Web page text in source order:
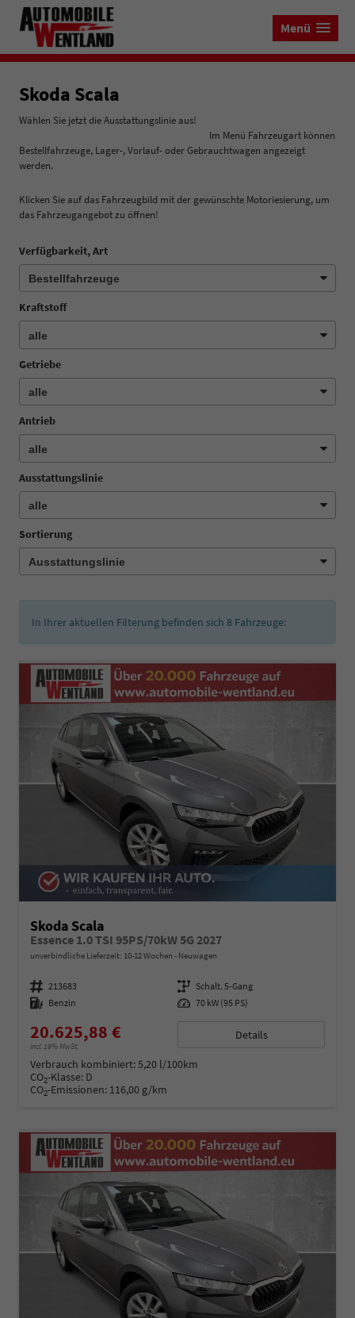
Menü
Skoda Scala
Wählen Sie jetzt die Ausstattungslinie aus!
Im Menü Fahrzeugart können
Bestellfahrzeuge, Lager-, Vorlauf- oder Gebrauchtwagen angezeigt
werden.
Klicken Sie auf das Fahrzeugbild mit der gewünschte Motoriesierung, um
das Fahrzeugangebot zu öffnen!
Verfügbarkeit, Art
Kraftstoff
Getriebe
Antrieb
Ausstattungslinie
Sortierung
In Ihrer aktuellen Filterung befinden sich 8 Fahrzeuge:
Skoda Scala
Essence 1.0 TSI 95PS/70kW 5G 2027
unverbindliche Lieferzeit: 10-12 Wochen Neuwagen
Fahrzeugnummer 213683 Getriebe Schalt. 5-Gang
Kraftstoff Benzin Leistung 70 kW (95 PS)
20.625,88 €
incl. 19% MwSt.
Details
Verbrauch kombiniert:5,20 l/100km
CO2-Klasse: D
CO2-Emissionen: 116,00 g/km